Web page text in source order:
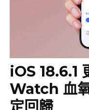
iOS 18.6.1
Watch 血